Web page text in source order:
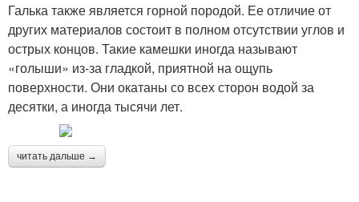
Галька также является горной породой. Ее отличие от
других материалов состоит в полном отсутствии углов и
острых концов. Такие камешки иногда называют
«голыши» из-за гладкой, приятной на ощупь
поверхности. Они окатаны со всех сторон водой за
десятки, а иногда тысячи лет.
читать дальше →